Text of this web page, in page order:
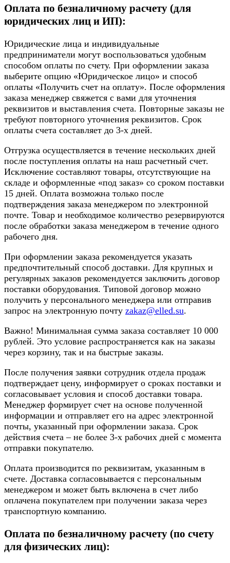
Оплата по безналичному расчету (для
юридических лиц и ИП):
Юридические лица и индивидуальные
предприниматели могут воспользоваться удобным
способом оплаты по счету. При оформлении заказа
выберите опцию «Юридическое лицо» и способ
оплаты «Получить счет на оплату». После оформления
заказа менеджер свяжется с вами для уточнения
реквизитов и выставления счета. Повторные заказы не
требуют повторного уточнения реквизитов. Срок
оплаты счета составляет до 3-х дней.
Отгрузка осуществляется в течение нескольких дней
после поступления оплаты на наш расчетный счет.
Исключение составляют товары, отсутствующие на
складе и оформленные «под заказ» со сроком поставки
15 дней. Оплата возможна только после
подтверждения заказа менеджером по электронной
почте. Товар и необходимое количество резервируются
после обработки заказа менеджером в течение одного
рабочего дня.
При оформлении заказа рекомендуется указать
предпочтительный способ доставки. Для крупных и
регулярных заказов рекомендуется заключить договор
поставки оборудования. Типовой договор можно
получить у персонального менеджера или отправив
запрос на электронную почту zakaz@elled.su.
Важно! Минимальная сумма заказа составляет 10 000
рублей. Это условие распространяется как на заказы
через корзину, так и на быстрые заказы.
После получения заявки сотрудник отдела продаж
подтверждает цену, информирует о сроках поставки и
согласовывает условия и способ доставки товара.
Менеджер формирует счет на основе полученной
информации и отправляет его на адрес электронной
почты, указанный при оформлении заказа. Срок
действия счета – не более 3-х рабочих дней с момента
отправки покупателю.
Оплата производится по реквизитам, указанным в
счете. Доставка согласовывается с персональным
менеджером и может быть включена в счет либо
оплачена покупателем при получении заказа через
транспортную компанию.
Оплата по безналичному расчету (по счету
для физических лиц):